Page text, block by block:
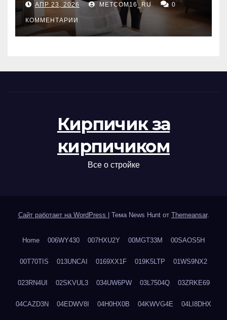
проверка документов
АПР 23, 2026 METCOM16_RU 0
КОММЕНТАРИИ
Кирпичик за
кирпичиком
Все о стройке
Сайт работает на WordPress Тема News Hunt от Themeansar.
Home 006WY430 007HXU2Y 00MGT33M 00SAOS5H
00T70TIS 013UNCAI 0169XX1F 019K5LTP 01WS9NX2
023RN4UI 02SKVUL3 034UW6PW 03L7504Q 03ZRKE69
04CAZD3N 04EDWV8I 04H0HX0B 04KWVG4E 04LI8DHX